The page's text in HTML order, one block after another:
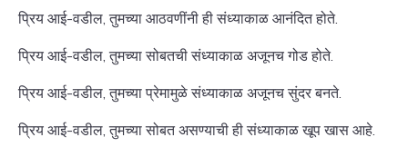
प्रिय आई-वडील, तुमच्या आठवणींनी ही संध्याकाळ आनंदित होते.
प्रिय आई-वडील, तुमच्या सोबतची संध्याकाळ अजूनच गोड होते.
प्रिय आई-वडील, तुमच्या प्रेमामुळे संध्याकाळ अजूनच सुंदर बनते.
प्रिय आई-वडील, तुमच्या सोबत असण्याची ही संध्याकाळ खूप खास आहे.